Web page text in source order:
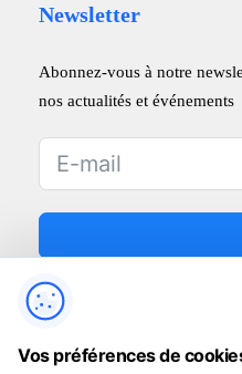
Newsletter
Abonnez-vous à notre
nos actualités et événements
Vos préférences de